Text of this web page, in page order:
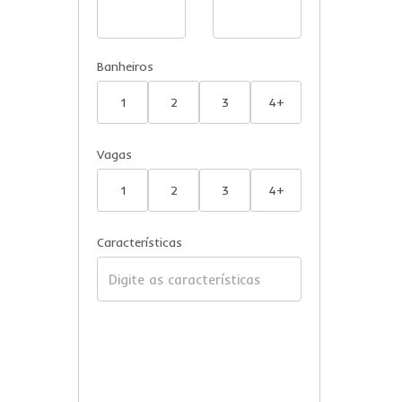
Banheiros
1 2 3 4+
Vagas
1 2 3 4+
Características